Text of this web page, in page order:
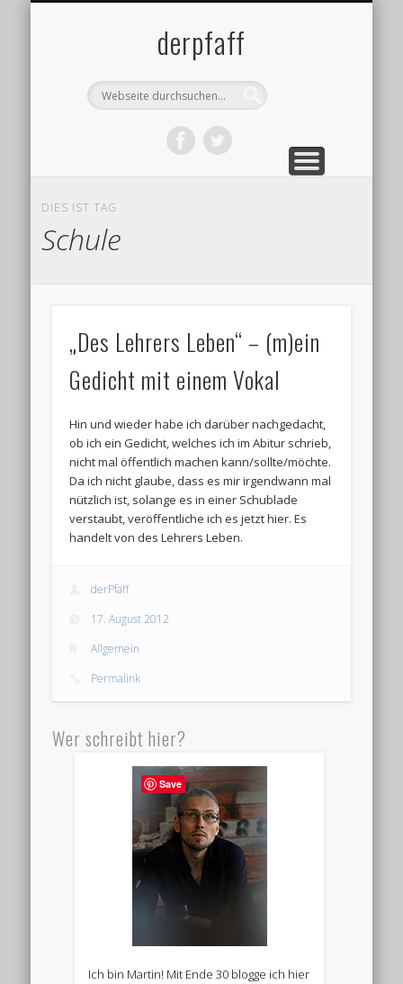
derpfaff
DIES IST TAG
Schule
„Des Lehrers Leben“ – (m)ein
Gedicht mit einem Vokal
Hin und wieder habe ich darüber nachgedacht,
ob ich ein Gedicht, welches ich im Abitur schrieb,
nicht mal öffentlich machen kann/sollte/möchte.
Da ich nicht glaube, dass es mir irgendwann mal
nützlich ist, solange es in einer Schublade
verstaubt, veröffentliche ich es jetzt hier. Es
handelt von des Lehrers Leben.
derPfaff
17. August 2012
Allgemein
Permalink
Wer schreibt hier?
Ich bin Martin! Mit Ende 30 blogge ich hier
Save